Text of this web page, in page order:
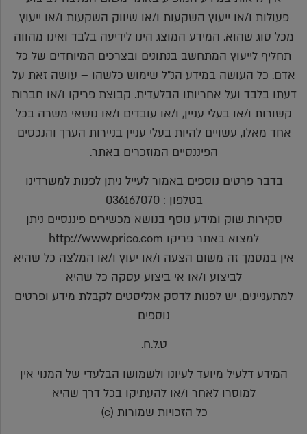
פעולות ו/או ייעוץ השקעות ו/או שיווק השקעות ו/או ייעוץ
מכל סוג שהוא. המידע המוצג הינו לידיעה בלבד ואינו מהווה
תחליף לייעוץ המתחשב בנתונים ובצרכים המיוחדים של כל
אדם. כל העושה במידע הנ"ל שימוש כלשהו – עושה זאת על
דעתו בלבד ועל אחריותו הבלעדית. קבוצת פריקו ו/או חברות
קשורות ו/או בעלי עניין, ו/או עובדים ו/או נושאי משרה בכל
אחד מאלו, עשויים להיות בעלי עניין בניירות הערך והנכסים
הפיננסיים המוזכרים באתר.
בדבר פרטים נוספים באמור לעייל ניתן לפנות למשרדינו
בטלפון : 036167070
סקירות שוק ומידע נוסף בנושא מכשירים פיננסיים ניתן
למצוא באתר פריקו http://www.prico.com
אין במסמך זה משום הצעה ו/או יעוץ ו/או המלצה כל שהיא
לביצוע ו/או אי ביצוע עסקה כל שהיא
למתעניינים, יש לפנות לדסק אנליסטים לקבלת מידע ופרטים
נוספים
ט.ל.ח.
המידע דלעיל מיועד לעיונו ולשמושו הבלעדי של המנוי אין
למוסרו לאחר ו/או להעתיקו בכל דרך שהיא
כל הזכויות שמורות (c)